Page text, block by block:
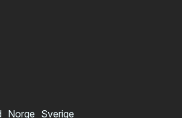
Norge Sverige